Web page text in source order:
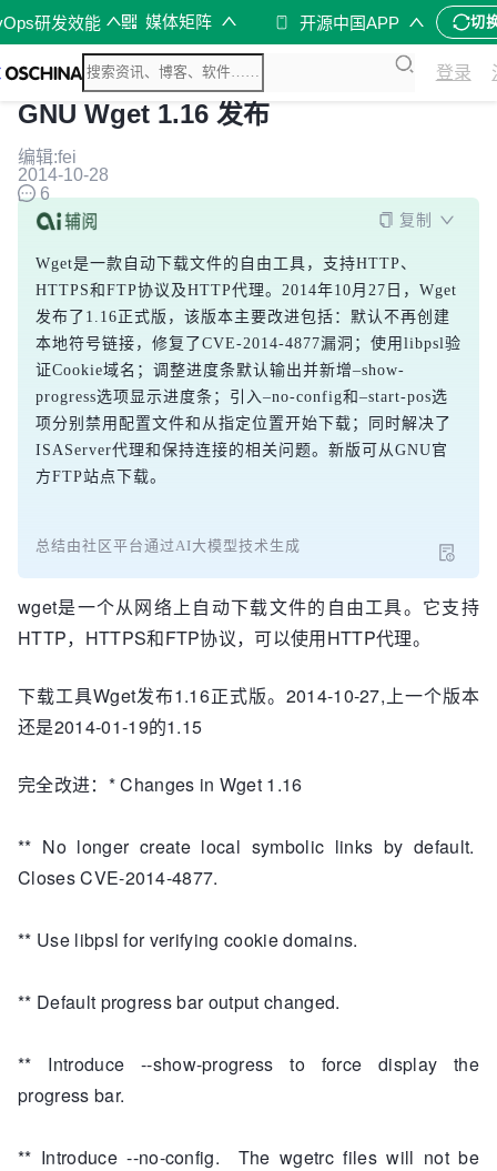
研发效能 媒体矩阵 开源中国APP 切
登录
GNU Wget 1.16 发布
编辑:fei
2014-10-28
6
复制
Wget是一款自动下载文件的自由工具，支持HTTP、
HTTPS和FTP协议及HTTP代理。2014年10月27日，Wget
发布了1.16正式版，该版本主要改进包括：默认不再创建
本地符号链接，修复了CVE-2014-4877漏洞；使用libpsl验
证Cookie域名；调整进度条默认输出并新增–show-
progress选项显示进度条；引入–no-config和–start-pos选
项分别禁用配置文件和从指定位置开始下载；同时解决了
ISAServer代理和保持连接的相关问题。新版可从GNU官
方FTP站点下载。
总结由社区平台通过AI大模型技术生成
wget是一个从网络上自动下载文件的自由工具。它支持
HTTP，HTTPS和FTP协议，可以使用HTTP代理。
下载工具Wget发布1.16正式版。2014-10-27,上一个版本
还是2014-01-19的1.15
完全改进：* Changes in Wget 1.16
** No longer create local symbolic links by default.
Closes CVE-2014-4877.
** Use libpsl for verifying cookie domains.
** Default progress bar output changed.
** Introduce --show-progress to force display the
progress bar.
** Introduce --no-config. The wgetrc files will not be